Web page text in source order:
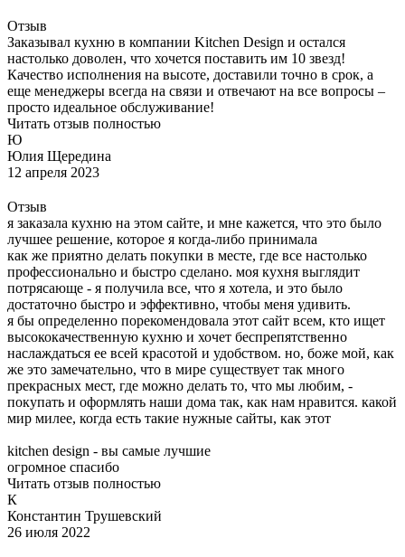
Отзыв
Заказывал кухню в компании Kitchen Design и остался
настолько доволен, что хочется поставить им 10 звезд!
Качество исполнения на высоте, доставили точно в срок, а
еще менеджеры всегда на связи и отвечают на все вопросы –
просто идеальное обслуживание!
Читать отзыв полностью
Ю
Юлия Щередина
12 апреля 2023
Отзыв
я заказалa кухню на этом сайте, и мне кажется, что это было
лучшее решение, которое я когда-либо принимала
как же приятно делать покупки в месте, где все настолько
профессионально и быстро сделано. моя кухня выглядит
потрясающе - я получила все, что я хотела, и это было
достаточно быстро и эффективно, чтобы меня удивить.
я бы определенно порекомендовала этот сайт всем, кто ищет
высококачественную кухню и хочет беспрепятственно
наслаждаться ее всей красотой и удобством. но, боже мой, как
же это замечательно, что в мире существует так много
прекрасных мест, где можно делать то, что мы любим, -
покупать и оформлять наши дома так, как нам нравится. какой
мир милее, когда есть такие нужные сайты, как этот
kitchen design - вы самые лучшие
огромное спасибо
Читать отзыв полностью
К
Константин Трушевский
26 июля 2022